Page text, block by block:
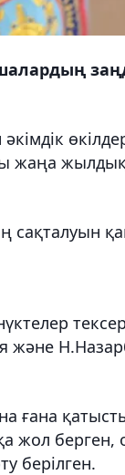
жаңа
сақталуын
ғана
берген,
берілген.